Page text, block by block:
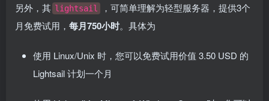
另外，其 lightsail
，可简单理解为轻型服务器，提供3个
月免费试用， 每月750小时。具体为
使用 Linux/Unix 时，您可以免费试用价值 3.50 USD 的
Lightsail 计划一个月